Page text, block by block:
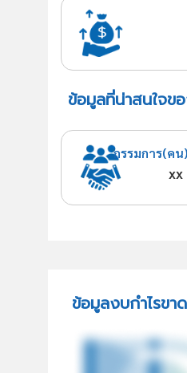
ข้อมูลที่น่าสนใจข
กรรมการ(คน)
xx
ข้อมูลงบกำไรข